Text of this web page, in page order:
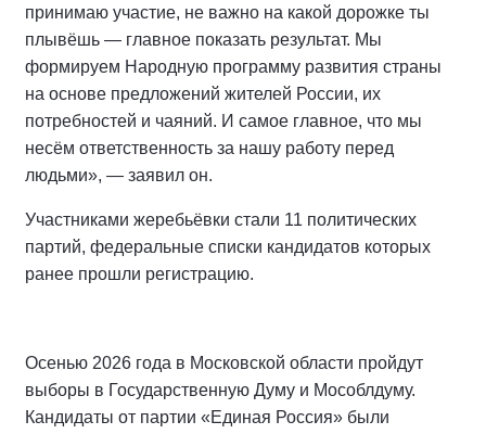
принимаю участие, не важно на какой дорожке ты
плывёшь — главное показать результат. Мы
формируем Народную программу развития страны
на основе предложений жителей России, их
потребностей и чаяний. И самое главное, что мы
несём ответственность за нашу работу перед
людьми», — заявил он.
Участниками жеребьёвки стали 11 политических
партий, федеральные списки кандидатов которых
ранее прошли регистрацию.
Осенью 2026 года в Московской области пройдут
выборы в Государственную Думу и Мособлдуму.
Кандидаты от партии «Единая Россия» были